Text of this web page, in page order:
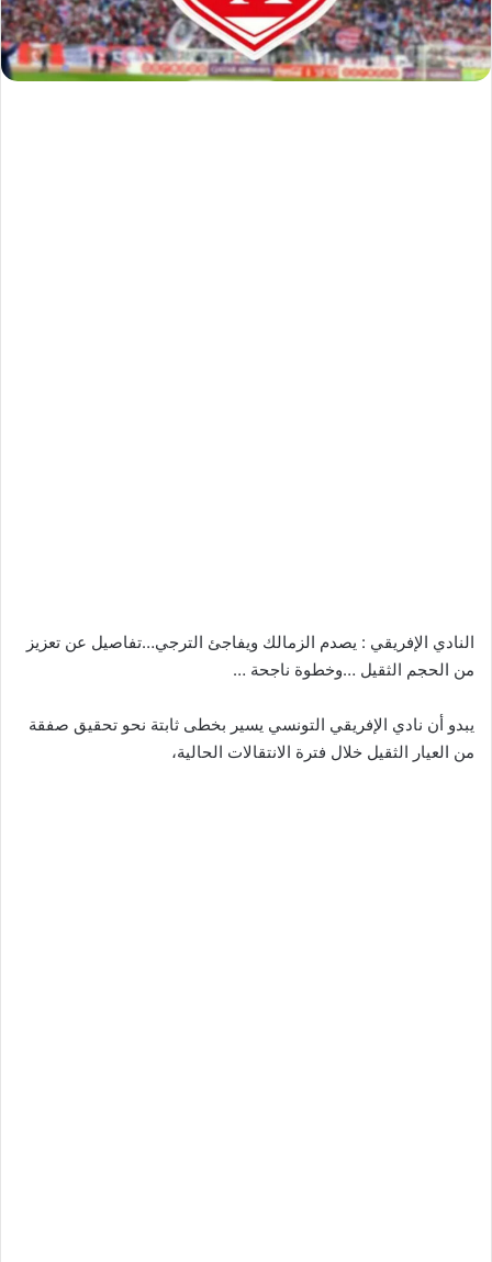
النادي الإفريقي : يصدم الزمالك ويفاجئ الترجي…تفاصيل عن تعزيز
من الحجم الثقيل …وخطوة ناجحة …
يبدو أن نادي الإفريقي التونسي يسير بخطى ثابتة نحو تحقيق صفقة
من العيار الثقيل خلال فترة الانتقالات الحالية،